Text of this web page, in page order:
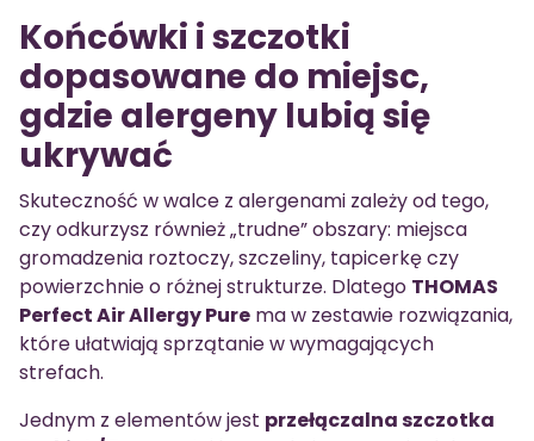
Końcówki i szczotki
dopasowane do miejsc,
gdzie alergeny lubią się
ukrywać
Skuteczność w walce z alergenami zależy od tego,
czy odkurzysz również „trudne” obszary: miejsca
gromadzenia roztoczy, szczeliny, tapicerkę czy
powierzchnie o różnej strukturze. Dlatego THOMAS
Perfect Air Allergy Pure ma w zestawie rozwiązania,
które ułatwiają sprzątanie w wymagających
strefach.
Jednym z elementów jest przełączalna szczotka